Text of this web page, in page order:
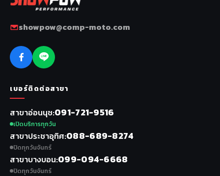
showpow@comp-moto.com
เบอร์ติดต่อสาขา
สาขาอ่อนนุช 091-721-9516
เปิดบริการทุกวัน
สาขาประชาอุทิศ 088-689-8274
ปิดทุกวันจันทร์
สาขาบางบอน 099-094-6668
ปิดทุกวันจันทร์